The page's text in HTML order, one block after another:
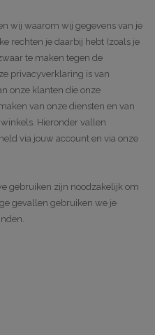
wij waarom wij gegevens van je
rechten je daarbij hebt (zoals je
te maken tegen de
privacyverklaring is van
onze klanten die onze
van onze diensten en van
Hieronder vallen
via jouw account en via onze
gebruiken zijn noodzakelijk om
gevallen gebruiken we je